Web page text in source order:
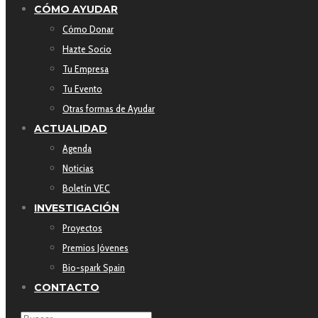
CÓMO AYUDAR
Cómo Donar
Hazte Socio
Tu Empresa
Tu Evento
Otras formas de Ayudar
ACTUALIDAD
Agenda
Noticias
Boletín VEC
INVESTIGACIÓN
Proyectos
Premios Jóvenes
Bio-spark Spain
CONTACTO